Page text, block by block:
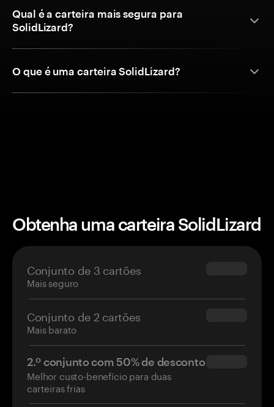
Qual é a carteira mais segura para
SolidLizard?
O que é uma carteira SolidLizard?
Obtenha uma carteira SolidLizard
Conjunto de 3 cartões
Mais seguro
$69.90
Conjunto de 2 cartões
Mais barato
$54.90
2.º conjunto com 50% de desconto
Melhor custo-benefício para duas
carteiras frias
$34.95